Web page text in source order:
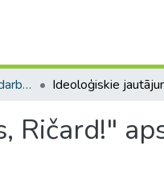
Bakalaura un maģistra darbi (HZF) / Bachelor's and Master's theses
Ričard!"